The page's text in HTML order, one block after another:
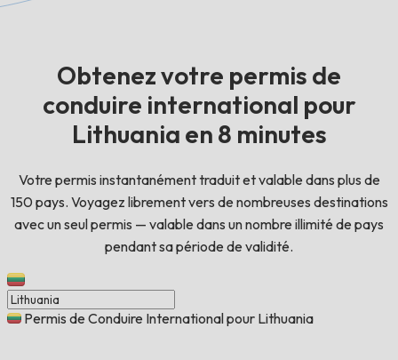
Obtenez votre permis de
conduire international pour
Lithuania en 8 minutes
Votre permis instantanément traduit et valable dans plus de
150 pays. Voyagez librement vers de nombreuses destinations
avec un seul permis — valable dans un nombre illimité de pays
pendant sa période de validité.
Permis de Conduire International pour Lithuania